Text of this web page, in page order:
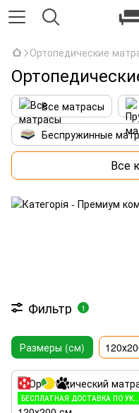
Ортопедические
Все матрасы
Беспружинные
Матрасы 160х200
Все
Фильтр 1
Размеры (см)